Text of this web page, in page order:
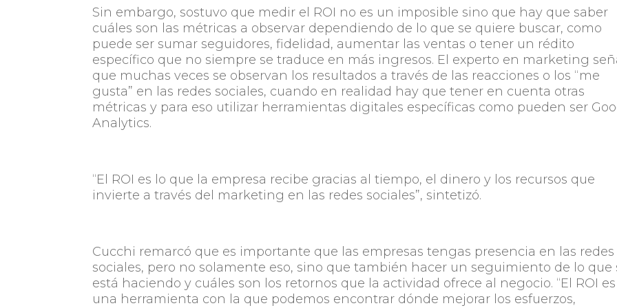
Sin embargo, sostuvo que medir el ROI no es un imposible sino que hay que saber
cuáles son las métricas a observar dependiendo de lo que se quiere buscar, como
puede ser sumar seguidores, fidelidad, aumentar las ventas o tener un rédito
específico que no siempre se traduce en más ingresos. El experto en marketing
que muchas veces se observan los resultados a través de las reacciones o los “me
gusta” en las redes sociales, cuando en realidad hay que tener en cuenta otras
métricas y para eso utilizar herramientas digitales específicas como pueden ser
Analytics.
“El ROI es lo que la empresa recibe gracias al tiempo, el dinero y los recursos que
invierte a través del marketing en las redes sociales”, sintetizó.
Cucchi remarcó que es importante que las empresas tengas presencia en las redes
sociales, pero no solamente eso, sino que también hacer un seguimiento de lo que
está haciendo y cuáles son los retornos que la actividad ofrece al negocio. “El ROI es
una herramienta con la que podemos encontrar dónde mejorar los esfuerzos,